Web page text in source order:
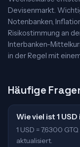
Devisenmarkt.
Notenbanken,
Risikostimmung an
Interbanken-
in der Regel mit
Häufige
Wie viel ist 1 USD
1 USD = 7,6300
aktualisiert.